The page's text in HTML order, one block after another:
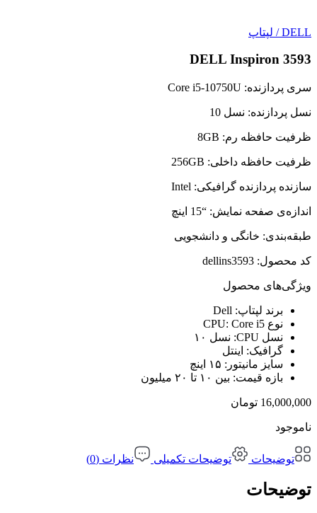
DELL
/ لپتاپ
DELL Inspiron 3593
سری پردازنده: Core i5-10750U
نسل پردازنده: نسل 10
ظرفیت حافظه رم: 8GB
ظرفیت حافظه داخلی: 256GB
سازنده پردازنده گرافیکی: Intel
اندازه‌ی صفحه نمایش: “15 اینچ
طبقه‌بندی: خانگی و دانشجویی
کد محصول: dellins3593
ویژگی‌های محصول
برند لپتاپ: Dell
نوع CPU: Core i5
نسل CPU:
نسل ۱۰
گرافیک: اینتل
سایز مانیتور: ۱۵ اینچ
بازه قیمت: بین ۱۰ تا ۲۰ میلیون
16,000,000 تومان
ناموجود
توضیحات توضیحات تکمیلی نظرات (0)
توضیحات